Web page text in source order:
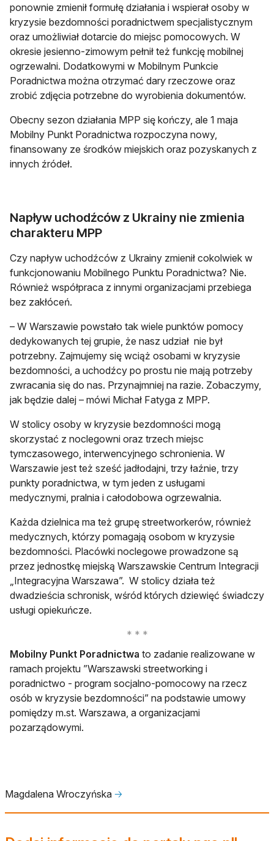
ponownie zmienił formułę działania i wspierał osoby w
kryzysie bezdomności poradnictwem specjalistycznym
oraz umożliwiał dotarcie do miejsc pomocowych. W
okresie jesienno-zimowym pełnił też funkcję mobilnej
ogrzewalni. Dodatkowymi w Mobilnym Punkcie
Poradnictwa można otrzymać dary rzeczowe oraz
zrobić zdjęcia potrzebne do wyrobienia dokumentów.
Obecny sezon działania MPP się kończy, ale 1 maja
Mobilny Punkt Poradnictwa rozpoczyna nowy,
finansowany ze środków miejskich oraz pozyskanych z
innych źródeł.
Napływ uchodźców z Ukrainy nie zmienia
charakteru MPP
Czy napływ uchodźców z Ukrainy zmienił cokolwiek w
funkcjonowaniu Mobilnego Punktu Poradnictwa? Nie.
Również współpraca z innymi organizacjami przebiega
bez zakłóceń.
– W Warszawie powstało tak wiele punktów pomocy
dedykowanych tej grupie, że nasz udział nie był
potrzebny. Zajmujemy się wciąż osobami w kryzysie
bezdomności, a uchodźcy po prostu nie mają potrzeby
zwracania się do nas. Przynajmniej na razie. Zobaczymy,
jak będzie dalej – mówi Michał Fatyga z MPP.
W stolicy osoby w kryzysie bezdomności mogą
skorzystać z noclegowni oraz trzech miejsc
tymczasowego, interwencyjnego schronienia. W
Warszawie jest też sześć jadłodajni, trzy łaźnie, trzy
punkty poradnictwa, w tym jeden z usługami
medycznymi, pralnia i całodobowa ogrzewalnia.
Każda dzielnica ma też grupę streetworkerów, również
medycznych, którzy pomagają osobom w kryzysie
bezdomności. Placówki noclegowe prowadzone są
przez jednostkę miejską Warszawskie Centrum Integracji
„Integracyjna Warszawa”. W stolicy działa też
dwadzieścia schronisk, wśród których dziewięć świadczy
usługi opiekuńcze.
Mobilny Punkt Poradnictwa to zadanie realizowane w
ramach projektu ”Warszawski streetworking i
poradnictwo - program socjalno-pomocowy na rzecz
osób w kryzysie bezdomności” na podstawie umowy
pomiędzy m.st. Warszawa, a organizacjami
pozarządowymi.
Magdalena Wroczyńska 🡢